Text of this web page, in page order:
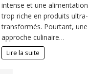
intense et une alimentation
trop riche en produits ultra-
transformés. Pourtant, une
approche culinaire…
Lire la suite